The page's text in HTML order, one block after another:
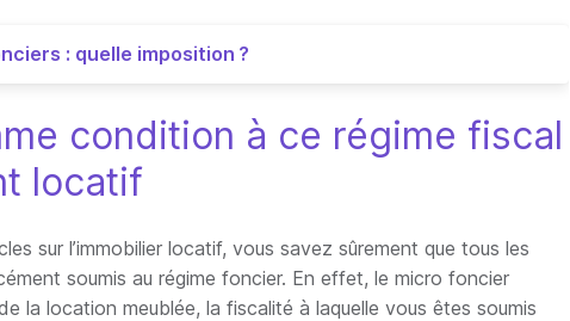
: quelle imposition ?
condition à ce régime fiscal
locatif
sur l’immobilier locatif, vous savez sûrement que tous les
soumis au régime foncier. En effet, le micro foncier
la location meublée, la fiscalité à laquelle vous êtes soumis